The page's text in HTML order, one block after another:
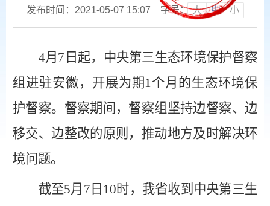
发布时间：2021-05-07 15:07
字号： 大 中 小
4月7日起，中央第三生态环境保护督察
组进驻安徽，开展为期1个月的生态环境保
护督察。督察期间，督察组坚持边督察、边
移交、边整改的原则，推动地方及时解决环
境问题。
截至5月7日10时，我省收到中央第三生